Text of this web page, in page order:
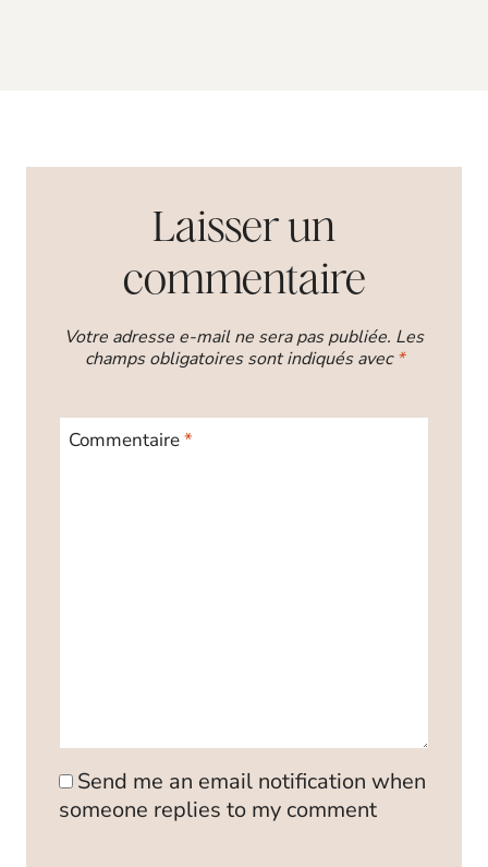
Laisser un
commentaire
Votre adresse e-mail ne sera pas publiée. Les
champs obligatoires sont indiqués avec*
Commentaire*
Send me an email notification when
someone replies to my comment